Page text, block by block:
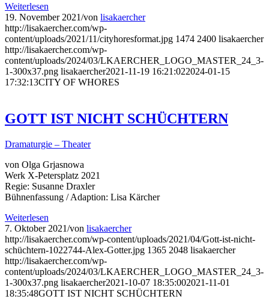
Weiterlesen
19. November 2021/von lisakaercher
http://lisakaercher.com/wp-
content/uploads/2021/11/cityhoresformat.jpg 1474 2400 lisakaercher
http://lisakaercher.com/wp-
content/uploads/2024/03/LKAERCHER_LOGO_MASTER_24_3-
1-300x37.png lisakaercher2021-11-19 16:21:022024-01-15
17:32:13CITY OF WHORES
GOTT IST NICHT SCHÜCHTERN
Dramaturgie – Theater
von Olga Grjasnowa
Werk X-Petersplatz 2021
Regie: Susanne Draxler
Bühnenfassung / Adaption: Lisa Kärcher
Weiterlesen
7. Oktober 2021/von lisakaercher
http://lisakaercher.com/wp-content/uploads/2021/04/Gott-ist-nicht-
schüchtern-1022744-Alex-Gotter.jpg 1365 2048 lisakaercher
http://lisakaercher.com/wp-
content/uploads/2024/03/LKAERCHER_LOGO_MASTER_24_3-
1-300x37.png lisakaercher2021-10-07 18:35:002021-11-01
18:35:48GOTT IST NICHT SCHÜCHTERN